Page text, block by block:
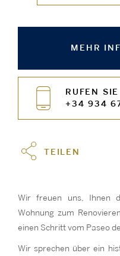
MEHR
RUFEN
+34 934
TEILEN
Wir freuen uns, Ihnen
Wohnung zum
einen Schritt vom Paseo
Wir sprechen über ein